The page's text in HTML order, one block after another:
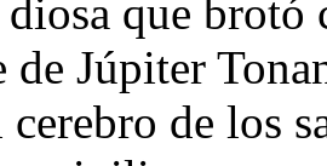
que brotó
de Júpiter
de los